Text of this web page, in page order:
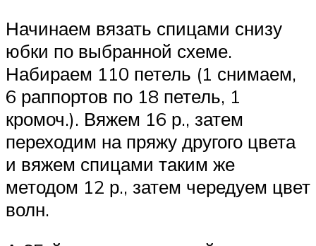
Начинаем вязать спицами снизу
юбки по выбранной схеме.
Набираем 110 петель (1 снимаем,
6 раппортов по 18 петель, 1
кромоч.). Вяжем 16 р., затем
переходим на пряжу другого цвета
и вяжем спицами таким же
методом 12 р., затем чередуем цвет
волн.